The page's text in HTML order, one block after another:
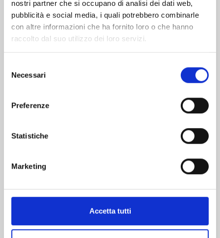
nostri partner che si occupano di analisi dei dati web,
pubblicità e social media, i quali potrebbero combinarle
con altre informazioni che ha fornito loro o che hanno
raccolto dal suo utilizzo dei loro servizi.
delNecessari
Preferenze
Statistiche
Marketing
Accetta tutti
Mostra tutto